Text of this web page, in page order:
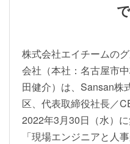
株式会社エイチームの
会社（本社：名古屋市
田健介）は、Sansan株
区、代表取締役社長／
2022年3月30日（水）
「現場エンジニアと人